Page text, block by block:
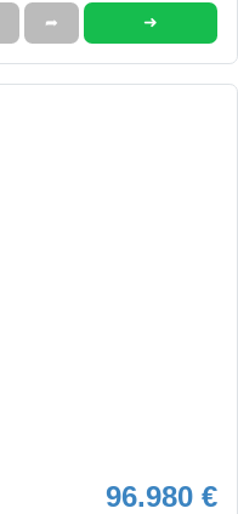
➦ ➜
96.980 €